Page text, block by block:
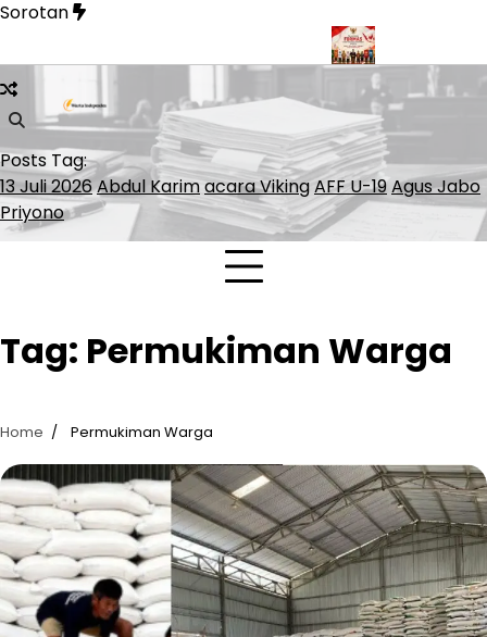
Skip
content
Sorotan
Warga Miskin Akses Kepesertaan JKN FORMAS
Posts Tag:
13 Juli 2026Abdul Karimacara VikingAFF U-19Agus Jabo
Priyono
Tag: Permukiman Warga
Home Permukiman Warga